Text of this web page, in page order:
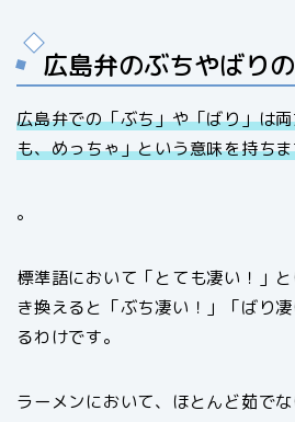
広島弁のぶちやばり
広島弁での「ぶち」や「ばり」は
も、めっちゃ」という意味を持ち
。
標準語において「とても凄い！」
き換えると「ぶち凄い！」「ばり
るわけです。
ラーメンにおいて、ほとんど茹で